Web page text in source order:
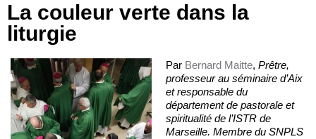
La couleur verte dans la
liturgie
Par Bernard Maitte, Prêtre,
professeur au séminaire d’Aix
et responsable du
département de pastorale et
spiritualité de l’ISTR de
Marseille. Membre du SNPLS